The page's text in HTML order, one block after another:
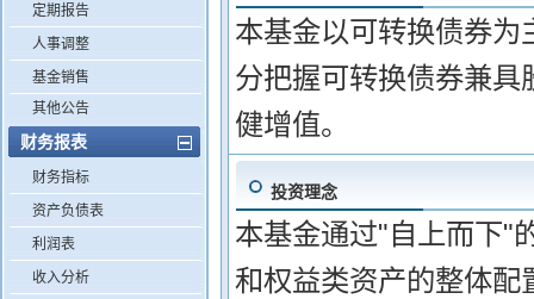
定期报告
人事调整
基金销售
其他公告
财务报表
财务指标
资产负债表
利润表
收入分析
本基金以可转换债券
分把握可转换债券兼
健增值。
投资理念
本基金通过"自上而下"
和权益类资产的整体